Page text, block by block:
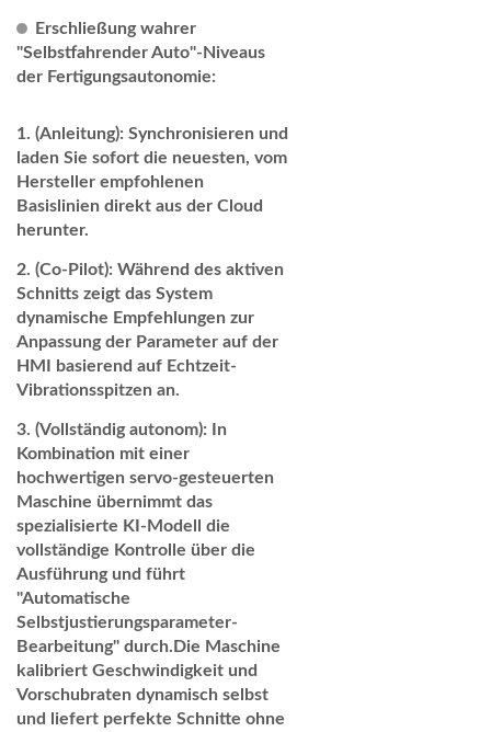
Erschließung wahrer
"Selbstfahrender Auto"-Niveaus
der Fertigungsautonomie:
(Anleitung): Synchronisieren und
laden Sie sofort die neuesten, vom
Hersteller empfohlenen
Basislinien direkt aus der Cloud
herunter.
(Co-Pilot): Während des aktiven
Schnitts zeigt das System
dynamische Empfehlungen zur
Anpassung der Parameter auf der
HMI basierend auf Echtzeit-
Vibrationsspitzen an.
(Vollständig autonom): In
Kombination mit einer
hochwertigen servo-gesteuerten
Maschine übernimmt das
spezialisierte KI-Modell die
vollständige Kontrolle über die
Ausführung und führt
"Automatische
Selbstjustierungsparameter-
Bearbeitung" durch.Die Maschine
kalibriert Geschwindigkeit und
Vorschubraten dynamisch selbst
und liefert perfekte Schnitte ohne